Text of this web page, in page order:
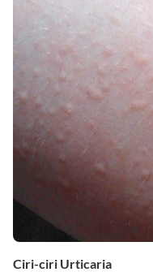
Ciri-ciri Urticaria